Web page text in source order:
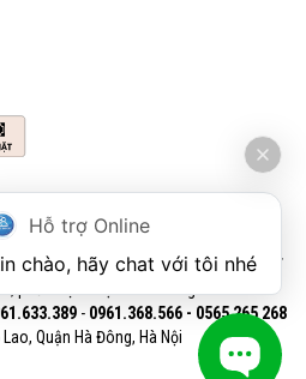
SKF
CỔ PHẦN VOBIVI - Đại lý uỷ quyền SKF
phớt chịu nhiệt chính hãng SKF
- 0961.368.566 - 0565 265 268​
Lao, Quận Hà Đông, Hà Nội
Hỗ trợ Online
chào, hãy chat với tôi nhé